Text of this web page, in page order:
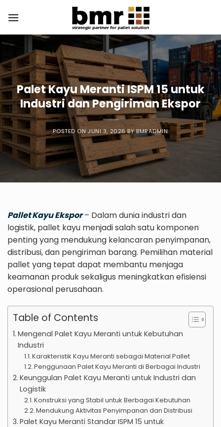
Palet Kayu Meranti ISPM 15 untuk
Industri dan Pengiriman Ekspor
POSTED ONJUNI 3, 2026BYBMRADMIN
Pallet Kayu Ekspor– Dalam dunia industri dan
logistik, pallet kayu menjadi salah satu komponen
penting yang mendukung kelancaran penyimpanan,
distribusi, dan pengiriman barang. Pemilihan material
pallet yang tepat dapat membantu menjaga
keamanan produk sekaligus meningkatkan efisiensi
operasional perusahaan.
Table of Contents
Mengenal Palet Kayu Meranti untuk Kebutuhan
Industri
Karakteristik Kayu Meranti sebagai Material Pallet
Penggunaan Palet Kayu Meranti di Berbagai Industri
Keunggulan Palet Kayu Meranti untuk Industri dan
Logistik
Konstruksi yang Stabil untuk Berbagai Kebutuhan
Mendukung Aktivitas Penyimpanan dan Distribusi
Palet Kayu Meranti Standar ISPM 15 untuk